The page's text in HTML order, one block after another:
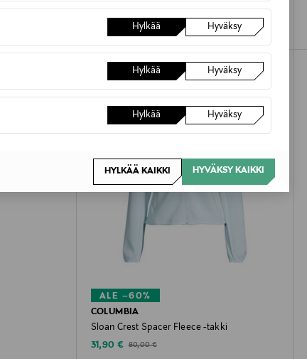
Hylkää Hyväksy
Hylkää Hyväksy
Hylkää Hyväksy
HYLKÄÄ KAIKKI HYVÄKSY KAIKKI
ALE –60%
COLUMBIA
Sloan Crest Spacer Fleece -takki
Discounted Price
31,90 € Original Price
80,00 €